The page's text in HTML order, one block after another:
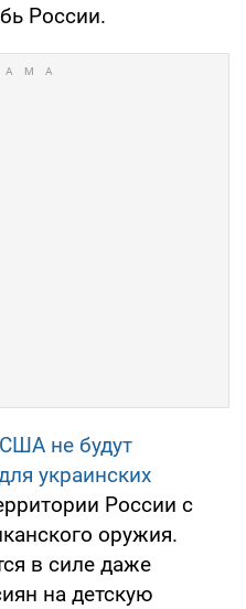
России.
США не будут
украинских
России с
оружия.
в силе даже
на детскую